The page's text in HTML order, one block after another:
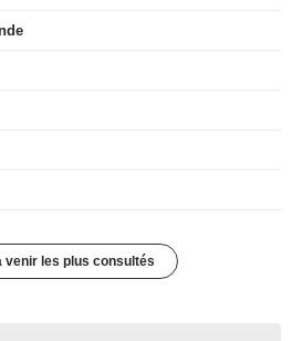
venir les plus consultés